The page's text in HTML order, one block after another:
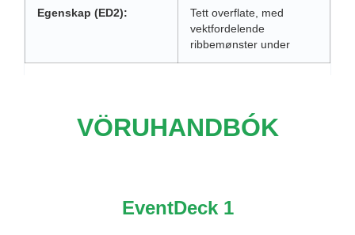
Egenskap (ED2):
Tett overflate, med
vektfordelende
ribbemønster under
VÖRUHANDBÓK
EventDeck 1